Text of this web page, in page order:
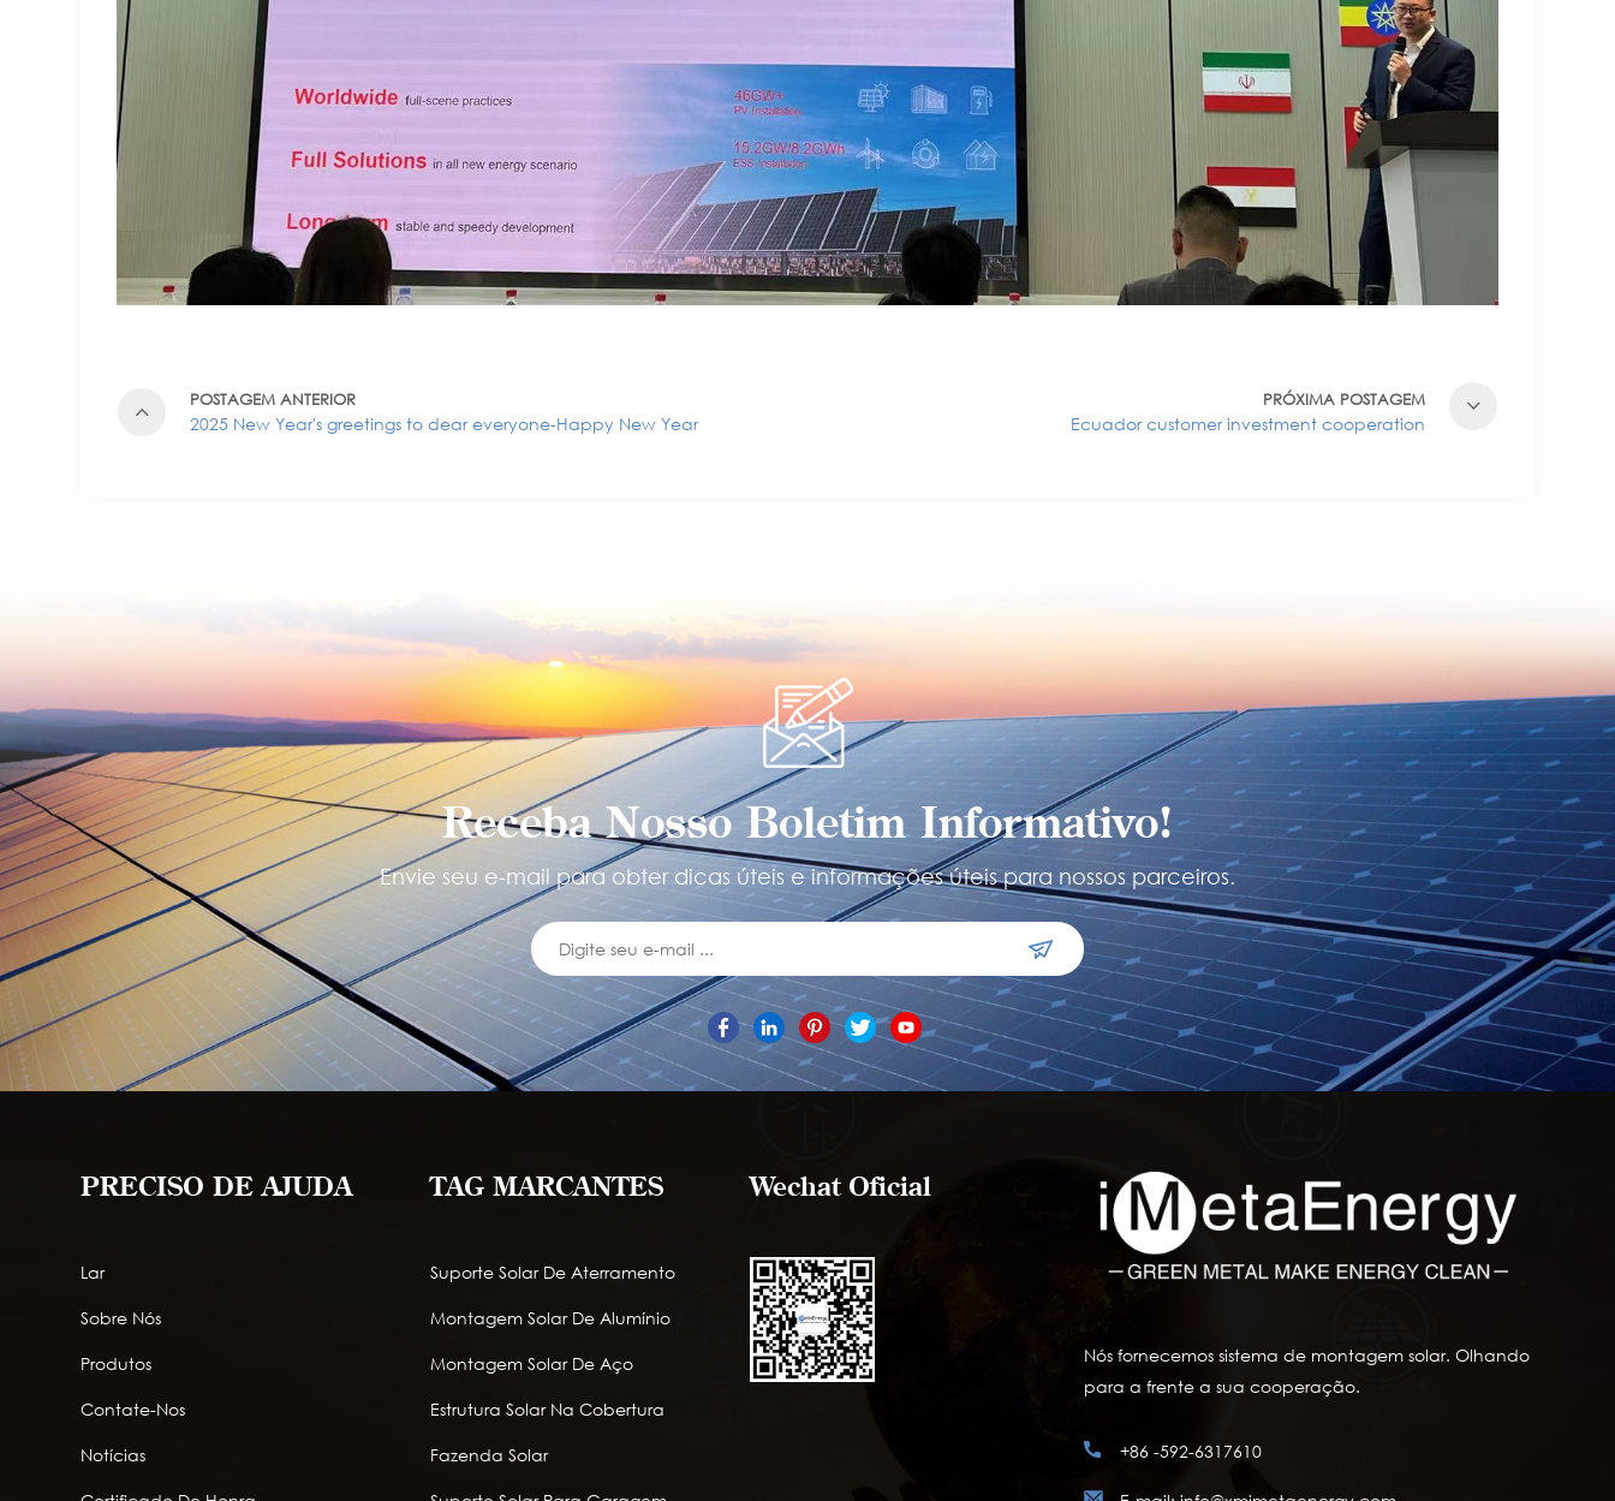
POSTAGEM ANTERIOR
2025 New Year's greetings to dear everyone-Happy New Year
PRÓXIMA POSTAGEM
Ecuador customer investment cooperation
Receba Nosso Boletim Informativo!
Envie seu e-mail para obter dicas úteis e informações úteis para nossos parceiros.
PRECISO DE AJUDA
Lar
Sobre Nós
Produtos
Contate-Nos
Notícias
TAG MARCANTES
Suporte Solar De Aterramento
Montagem Solar De Alumínio
Montagem Solar De Aço
Estrutura Solar Na Cobertura
Fazenda Solar
Wechat Oficial
Nós fornecemos sistema de montagem solar. Olhando
para a frente a sua cooperação.
+86 -592-6317610